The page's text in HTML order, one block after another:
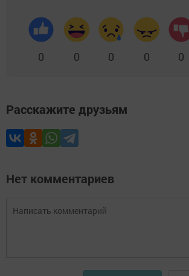
0 0 0 0 0
Расскажите друзьям
Нет комментариев